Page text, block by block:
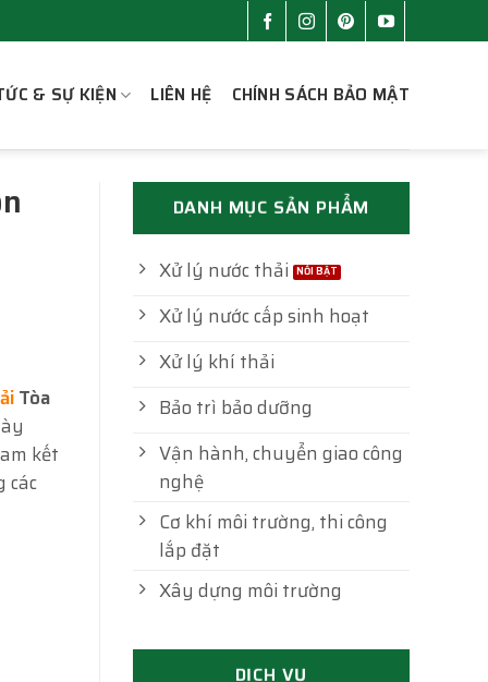
& SỰ KIỆN LIÊN HỆ CHÍNH SÁCH BẢO MẬT
Tòa
kết
các
DANH MỤC SẢN PHẨM
Xử lý nước thải
Xử lý nước cấp sinh hoạt
Xử lý khí thải
Bảo trì bảo dưỡng
Vận hành, chuyển giao công
nghệ
Cơ khí môi trường, thi công
lắp đặt
Xây dựng môi trường
DỊCH VỤ